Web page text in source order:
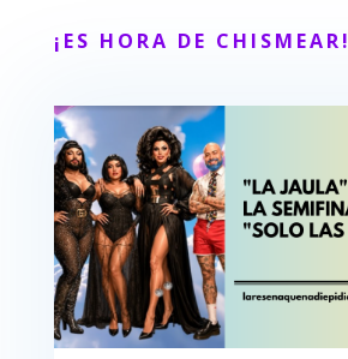
¡ES HORA DE CHISMEAR!